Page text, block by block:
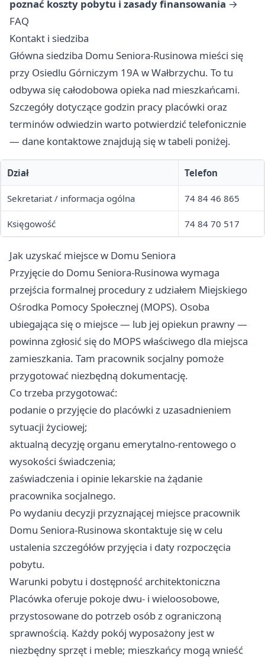
poznać koszty pobytu i zasady finansowania →
FAQ
Kontakt i siedziba
Główna siedziba Domu Seniora-Rusinowa mieści się
przy Osiedlu Górniczym 19A w Wałbrzychu. To tu
odbywa się całodobowa opieka nad mieszkańcami.
Szczegóły dotyczące godzin pracy placówki oraz
terminów odwiedzin warto potwierdzić telefonicznie
— dane kontaktowe znajdują się w tabeli poniżej.
Dział Telefon
Sekretariat / informacja ogólna 74 84 46 865
Księgowość 74 84 70 517
Jak uzyskać miejsce w Domu Seniora
Przyjęcie do Domu Seniora-Rusinowa wymaga
przejścia formalnej procedury z udziałem Miejskiego
Ośrodka Pomocy Społecznej (MOPS). Osoba
ubiegająca się o miejsce — lub jej opiekun prawny —
powinna zgłosić się do MOPS właściwego dla miejsca
zamieszkania. Tam pracownik socjalny pomoże
przygotować niezbędną dokumentację.
Co trzeba przygotować:
podanie o przyjęcie do placówki z uzasadnieniem
sytuacji życiowej;
aktualną decyzję organu emerytalno-rentowego o
wysokości świadczenia;
zaświadczenia i opinie lekarskie na żądanie
pracownika socjalnego.
Po wydaniu decyzji przyznającej miejsce pracownik
Domu Seniora-Rusinowa skontaktuje się w celu
ustalenia szczegółów przyjęcia i daty rozpoczęcia
pobytu.
Warunki pobytu i dostępność architektoniczna
Placówka oferuje pokoje dwu- i wieloosobowe,
przystosowane do potrzeb osób z ograniczoną
sprawnością. Każdy pokój wyposażony jest w
niezbędny sprzęt i meble; mieszkańcy mogą wnieść